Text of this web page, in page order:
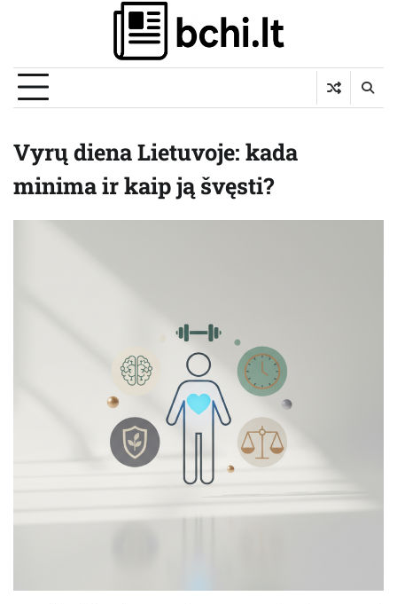
Vyrų diena Lietuvoje: kada
minima ir kaip ją švęsti?